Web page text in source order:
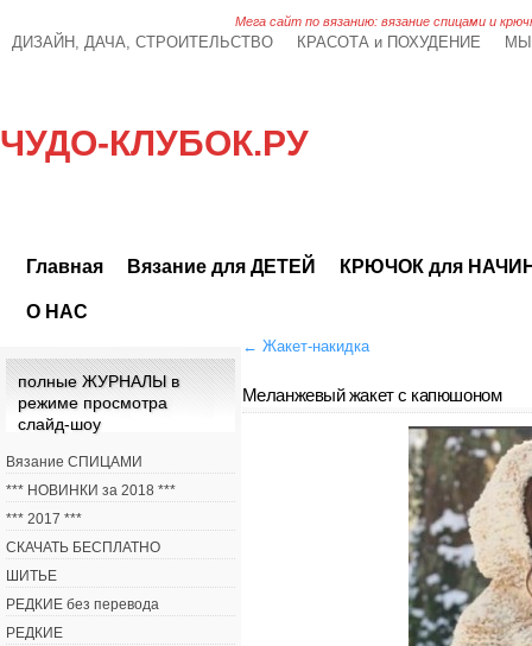
Мега сайт по вязанию: вязание спицами и
ДИЗАЙН, ДАЧА, СТРОИТЕЛЬСТВО КРАСОТА и ПОХУДЕНИЕ
ЧУДО-КЛУБОК.РУ
Главная Вязание для ДЕТЕЙ КРЮЧОК для
О НАС
← Жакет-накидка
Меланжевый жакет с капюшоном
полные ЖУРНАЛЫ в
режиме просмотра
слайд-шоу
Вязание СПИЦАМИ
*** НОВИНКИ за 2018 ***
*** 2017 ***
СКАЧАТЬ БЕСПЛАТНО
ШИТЬЕ
РЕДКИЕ без перевода
РЕДКИЕ